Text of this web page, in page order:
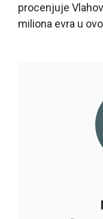
procenjuje
miliona evra u